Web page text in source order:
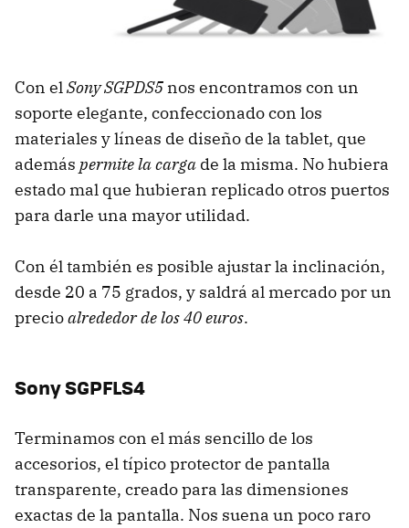
Con elSony SGPDS5 nos encontramos con un
soporte elegante, confeccionado con los
materiales y líneas de diseño de la tablet, que
además permite la carga de la misma. No hubiera
estado mal que hubieran replicado otros puertos
para darle una mayor utilidad.
Con él también es posible ajustar la inclinación,
desde 20 a 75 grados, y saldrá al mercado por un
precioalrededor de los 40 euros.
Sony SGPFLS4
Terminamos con el más sencillo de los
accesorios, el típico protector de pantalla
transparente, creado para las dimensiones
exactas de la pantalla. Nos suena un poco raro